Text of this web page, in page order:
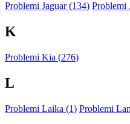
Problemi Jaguar (134) Problemi
K
Problemi Kia (276)
L
Problemi Laika (1) Problemi